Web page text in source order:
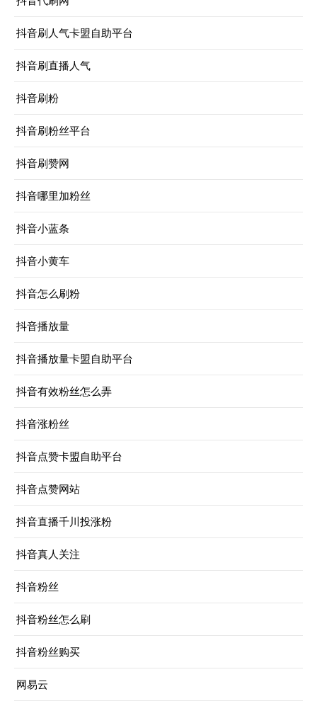
抖音刷人气卡盟自助平台
抖音刷直播人气
抖音刷粉
抖音刷粉丝平台
抖音刷赞网
抖音哪里加粉丝
抖音小蓝条
抖音小黄车
抖音怎么刷粉
抖音播放量
抖音播放量卡盟自助平台
抖音有效粉丝怎么弄
抖音涨粉丝
抖音点赞卡盟自助平台
抖音点赞网站
抖音直播千川投涨粉
抖音真人关注
抖音粉丝
抖音粉丝怎么刷
抖音粉丝购买
网易云